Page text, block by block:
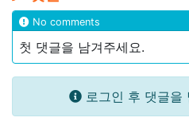
No comments
첫 댓글을 남겨주세요.
로그인 후 댓글을